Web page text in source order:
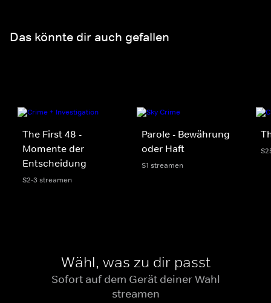
Das könnte dir auch gefallen
The First 48 -
Momente der
Entscheidung
S2-3 streamen
Parole - Bewährung
oder Haft
S1 streamen
Wähl, was zu dir passt
Sofort auf dem Gerät deiner Wahl
streamen